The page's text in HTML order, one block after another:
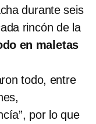
durante seis
rincón de la
en maletas
todo, entre
por lo que